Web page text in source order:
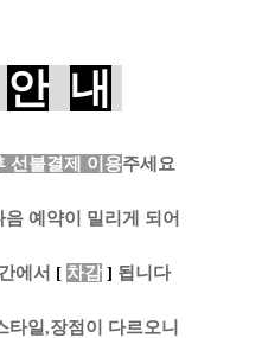
안 내
선불결제 이용주세요
음 예약이 밀리게 되어
에서 [ 차감 ] 됩니다
타일,장점이 다르오니